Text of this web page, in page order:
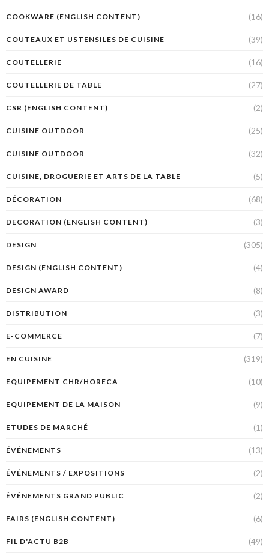
COOKWARE (ENGLISH CONTENT) (16)
COUTEAUX ET USTENSILES DE CUISINE (39)
COUTELLERIE (16)
COUTELLERIE DE TABLE (27)
CSR (ENGLISH CONTENT) (2)
CUISINE OUTDOOR (25)
CUISINE OUTDOOR (32)
CUISINE, DROGUERIE ET ARTS DE LA TABLE (5)
DÉCORATION (68)
DECORATION (ENGLISH CONTENT) (3)
DESIGN (305)
DESIGN (ENGLISH CONTENT) (4)
DESIGN AWARD (8)
DISTRIBUTION (3)
E-COMMERCE (7)
EN CUISINE (319)
EQUIPEMENT CHR/HORECA (10)
EQUIPEMENT DE LA MAISON (9)
ETUDES DE MARCHÉ (1)
ÉVÉNEMENTS (13)
ÉVÉNEMENTS / EXPOSITIONS (2)
ÉVÉNEMENTS GRAND PUBLIC (2)
FAIRS (ENGLISH CONTENT) (6)
FIL D'ACTU B2B (49)